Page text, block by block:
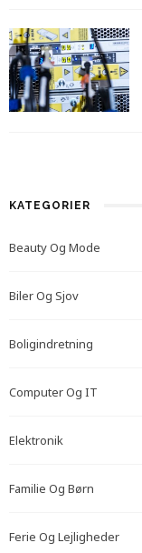
KATEGORIER
Beauty Og Mode
Biler Og Sjov
Boligindretning
Computer Og IT
Elektronik
Familie Og Børn
Ferie Og Lejligheder